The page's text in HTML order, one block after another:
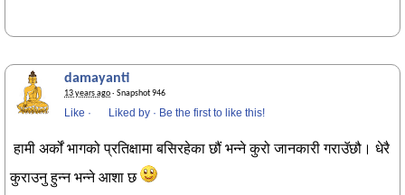
damayanti
13 years ago· Snapshot 946
Like · Liked by · Be the first to like this!
हामी अर्कों भागको प्रतिक्षामा बसिरहेका छौं भन्ने कुरो जानकारी गराउॅछौ। धेरै
कुराउनु हुन्न भन्ने आशा छ